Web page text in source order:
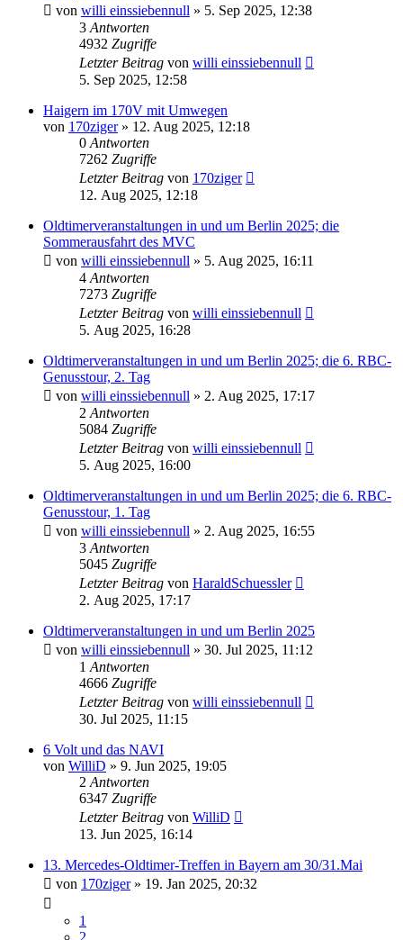
von willi einssiebennull » 5. Sep 2025, 12:38
3 Antworten
4932 Zugriffe
Letzter Beitrag von willi einssiebennull
5. Sep 2025, 12:58
Haigern im 170V mit Umwegen
von 170ziger» 12. Aug 2025, 12:18
0 Antworten
7262 Zugriffe
Letzter Beitrag von 170ziger
12. Aug 2025, 12:18
Oldtimerveranstaltungen in und um Berlin 2025; die
Sommerausfahrt des MVC
von willi einssiebennull » 5. Aug 2025, 16:11
4 Antworten
7273 Zugriffe
Letzter Beitrag von willi einssiebennull
5. Aug 2025, 16:28
Oldtimerveranstaltungen in und um Berlin 2025; die 6. RBC-
Genusstour, 2. Tag
von willi einssiebennull » 2. Aug 2025, 17:17
2 Antworten
5084 Zugriffe
Letzter Beitrag von willi einssiebennull
5. Aug 2025, 16:00
Oldtimerveranstaltungen in und um Berlin 2025; die 6. RBC-
Genusstour, 1. Tag
von willi einssiebennull » 2. Aug 2025, 16:55
3 Antworten
5045 Zugriffe
Letzter Beitrag von HaraldSchuessler
2. Aug 2025, 17:17
Oldtimerveranstaltungen in und um Berlin 2025
von willi einssiebennull » 30. Jul 2025, 11:12
1 Antworten
4666 Zugriffe
Letzter Beitrag von willi einssiebennull
30. Jul 2025, 11:15
6 Volt und das NAVI
von WilliD » 9. Jun 2025, 19:05
2 Antworten
6347 Zugriffe
Letzter Beitrag von WilliD
13. Jun 2025, 16:14
13. Mercedes-Oldtimer-Treffen in Bayern am 30/31.Mai
von 170ziger» 19. Jan 2025, 20:32
1
2